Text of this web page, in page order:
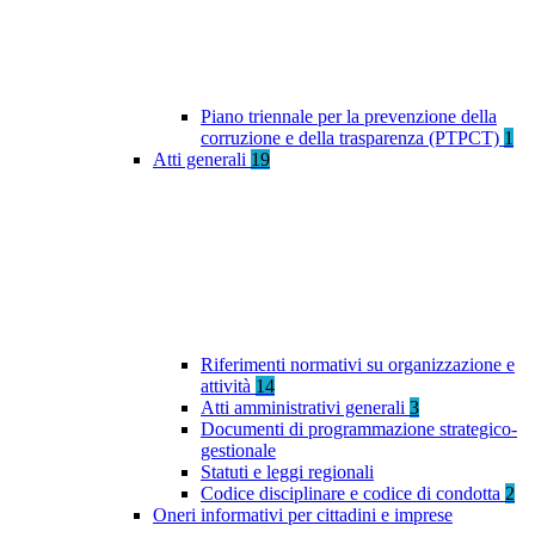
Piano triennale per la prevenzione della
corruzione e della trasparenza (PTPCT) 1
Atti generali 19
Riferimenti normativi su organizzazione e
attività 14
Atti amministrativi generali 3
Documenti di programmazione strategico-
gestionale
Statuti e leggi regionali
Codice disciplinare e codice di condotta 2
Oneri informativi per cittadini e imprese